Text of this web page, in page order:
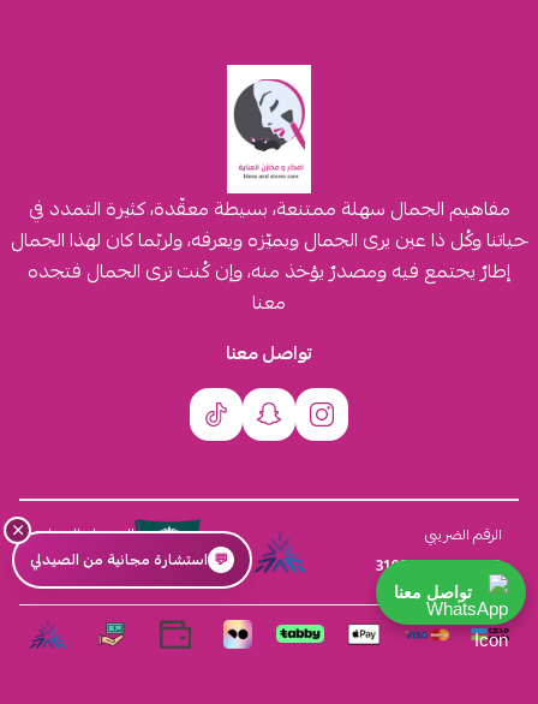
مفاهيم الجمال سهلة ممتنعة، بسيطة معقّدة، كثيرة التمدد في
حياتنا وكُل ذا عين يرى الجمال ويميّزه ويعرفه، ولربّما كان لهذا الجمال
إطارٌ يجتمع فيه ومصدرٌ يؤخذ منه، وإن كُنت ترى الجمال فتجده
معنا
تواصل معنا
الرقم الضريبي
310555259800003
السجل التجاري
4030431116
×
💬 استشارة مجانية من الصيدلي
تواصل معنا